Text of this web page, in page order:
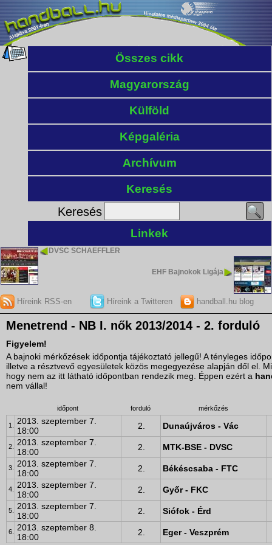
Összes cikk
Magyarország
Külföld
Képgaléria
Archívum
Keresés
Keresés
Linkek
DVSC SCHAEFFLER
EHF Bajnokok Ligája
Híreink RSS-en Híreink a Twitteren handball.hu blog
Menetrend - NB I. nők 2013/2014 - 2. forduló
Figyelem!
A bajnoki mérkőzések időpontja tájékoztató jellegű! A tényleges
illetve a résztvevő egyesületek közös megegyezése alapján dől el.
hogy nem az itt látható időpontban rendezik meg. Éppen ezért a
nem vállal!
időpont forduló mérkőzés
1.
2013. szeptember 7.
18:00
2. Dunaújváros - Vác
2.
2013. szeptember 7.
18:00
2. MTK-BSE - DVSC
3.
2013. szeptember 7.
18:00
2. Békéscsaba - FTC
4.
2013. szeptember 7.
18:00
2. Győr - FKC
5.
2013. szeptember 7.
18:00
2. Siófok - Érd
6.
2013. szeptember 8.
18:00
2. Eger - Veszprém